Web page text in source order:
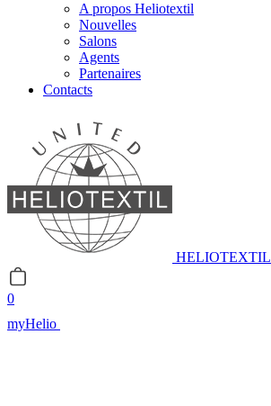
A propos Heliotextil
Nouvelles
Salons
Agents
Partenaires
Contacts
HELIOTEXTIL
0
myHelio